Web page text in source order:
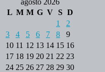
L M M G V S D
1
2
3
4 5 6 7 8
9
10 11 12 13 14 15 16
17 18 19 20 21 22 23
24 25 26 27 28 29 30